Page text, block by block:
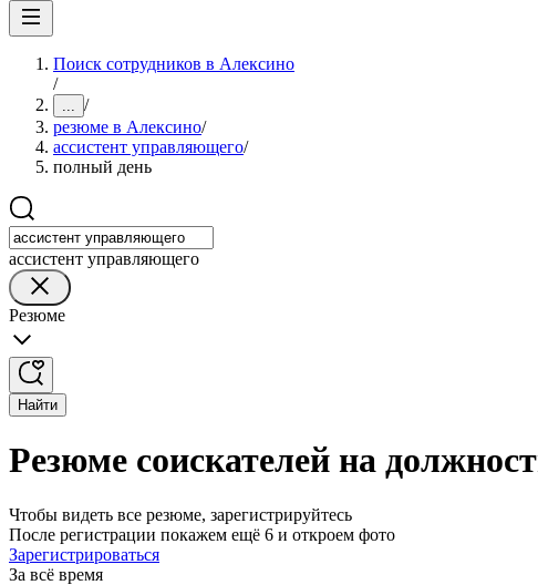
Поиск сотрудников в Алексино
/
... /
резюме в Алексино/
ассистент управляющего/
полный день
ассистент управляющего
Резюме
Найти
Резюме соискателей на
Чтобы видеть все резюме, зарегистрируйтесь
После регистрации покажем ещё 6 и откроем фото
Зарегистрироваться
За всё время